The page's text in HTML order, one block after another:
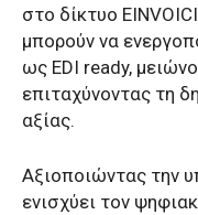
στο δίκτυο
μπορούν να
ως EDI ready,
επιταχύνοντας τη
αξίας.
Αξιοποιώντας την
ενισχύει τον